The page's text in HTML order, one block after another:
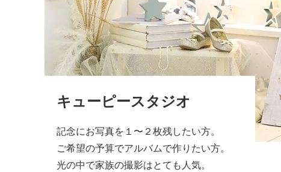
キューピースタジオ
記念にお写真を１〜２枚残したい方。
ご希望の予算でアルバムで作りたい方。
光の中で家族の撮影はとても人気。